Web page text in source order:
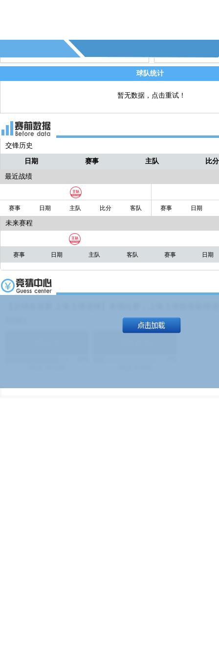
张黄牌，给了(仁川联合)
直播 27' - 第4个角球 - (浦项制铁)
直播 24' - 第3个角球 - (仁川联合)
球队统计
暂无数据，点击重试！
交锋历史
日期 赛事 主队 比分
最近战绩
赛事 日期 主队 比分 客队 赛事 日期
未来赛程
赛事 日期 主队 客队 赛事 日期